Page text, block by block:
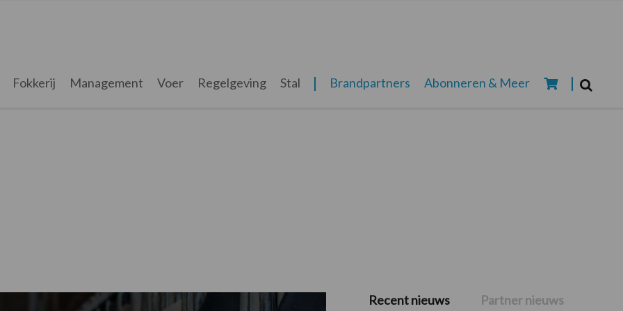
Fokkerij Management Voer Regelgeving Stal Brandpartners Abonneren & Meer
Primaire
Recent nieuws Partner nieuws